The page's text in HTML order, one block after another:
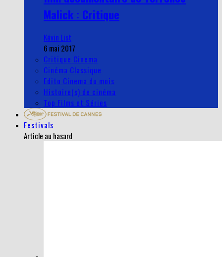
Malick : Critique
Kévin List
6 mai 2017
Critique Cinema
Cinéma Classique
Edito Cinema du mois
Histoire(s) de cinéma
Top Films et Séries
Festivals
Article au hasard